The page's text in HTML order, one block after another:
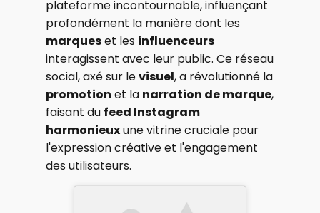
plateforme incontournable, influençant
profondément la manière dont les
marqueset les influenceurs
interagissent avec leur public. Ce réseau
social, axé sur levisuel, a révolutionné la
promotion et la narration de marque,
faisant du feed Instagram
harmonieuxune vitrine cruciale pour
l'expression créative et l'engagement
des utilisateurs.